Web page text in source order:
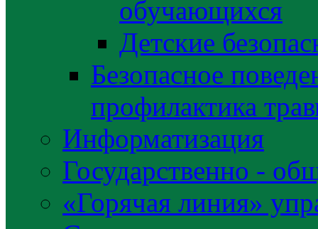
обучающихся
Детские
Безопасное
профилактика
Информатизация
Государственно -
«Горячая линия»